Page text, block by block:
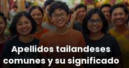
Apellidos tailandeses
comunes y su significado